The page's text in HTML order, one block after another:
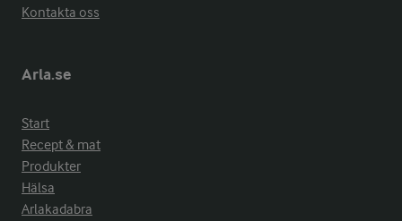
Kontakta oss
Arla.se
Start
Recept & mat
Produkter
Hälsa
Arlakadabra